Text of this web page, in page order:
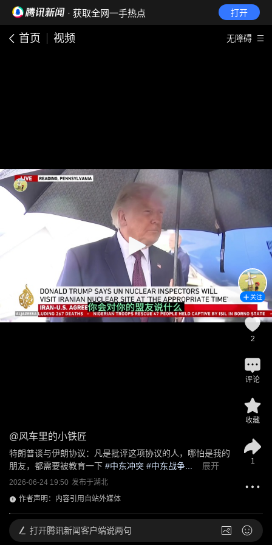
· 获取全网一手热点 打开
首页 视频 无障碍
@风车里的小铁匠
特朗普谈与伊朗协议：凡是批评这项协议的人，哪怕是我的
朋友，都需要被教育一下 #中东冲突 #中东战争... 展开
2026-06-24 19:50 发布于湖北
作者声明：内容引用自站外媒体
关注
2
评论
收藏
1
打开腾讯新闻客户端说两句